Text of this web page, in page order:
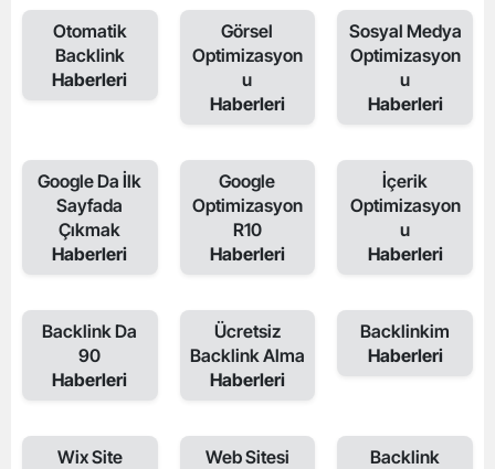
Otomatik
Backlink
Haberleri
Görsel
Optimizasyon
u
Haberleri
Sosyal Medya
Optimizasyon
u
Haberleri
Google Da İlk
Sayfada
Çıkmak
Haberleri
Google
Optimizasyon
R10
Haberleri
İçerik
Optimizasyon
u
Haberleri
Backlink Da
90
Haberleri
Ücretsiz
Backlink Alma
Haberleri
Backlinkim
Haberleri
Wix Site
Web Sitesi
Backlink